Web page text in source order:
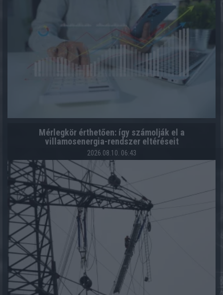
Mérlegkör érthetően: így számolják el a
villamosenergia-rendszer eltéréseit
2026.08.10. 06:43